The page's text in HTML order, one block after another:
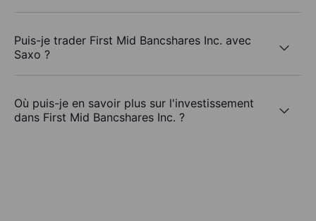
Puis-je trader First Mid Bancshares Inc. avec
Saxo ?
Où puis-je en savoir plus sur l'investissement
dans First Mid Bancshares Inc. ?